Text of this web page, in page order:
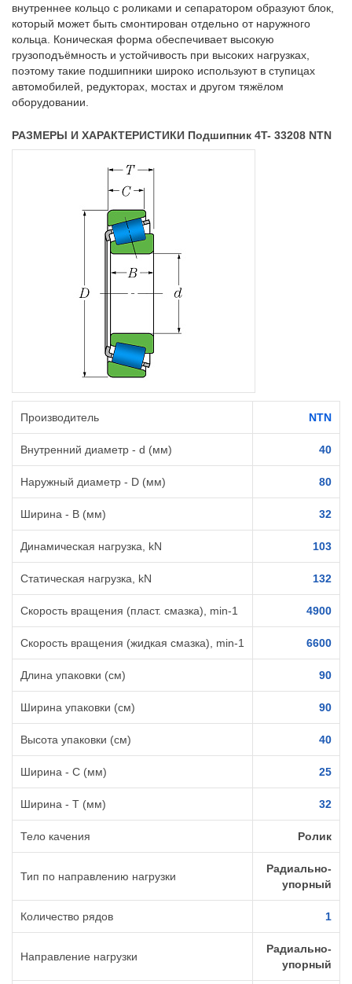
внутреннее кольцо с роликами и сепаратором образуют блок,
который может быть смонтирован отдельно от наружного
кольца. Коническая форма обеспечивает высокую
грузоподъёмность и устойчивость при высоких нагрузках,
поэтому такие подшипники широко используют в ступицах
автомобилей, редукторах, мостах и другом тяжёлом
оборудовании.
РАЗМЕРЫ И ХАРАКТЕРИСТИКИ Подшипник 4T- 33208 NTN
Производитель NTN
Внутренний диаметр - d (мм) 40
Наружный диаметр - D (мм) 80
Ширина - B (мм) 32
Динамическая нагрузка, kN 103
Статическая нагрузка, kN 132
Скорость вращения (пласт. смазка), min-1 4900
Скорость вращения (жидкая смазка), min-1 6600
Длина упаковки (см) 90
Ширина упаковки (см) 90
Высота упаковки (см) 40
Ширина - C (мм) 25
Ширина - T (мм) 32
Тело качения Ролик
Тип по направлению нагрузки
Радиально-
упорный
Количество рядов 1
Направление нагрузки
Радиально-
упорный